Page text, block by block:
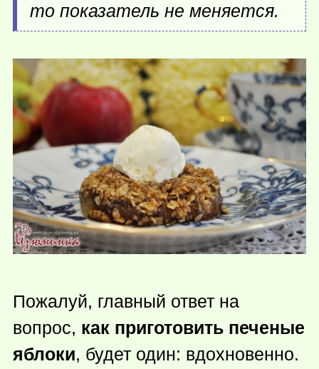
то показатель не меняется.
Пожалуй, главный ответ на
вопрос, как приготовить печеные
яблоки, будет один: вдохновенно.